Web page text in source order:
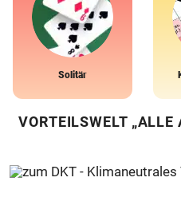
Solitär
VORTEILSWELT „ALLE